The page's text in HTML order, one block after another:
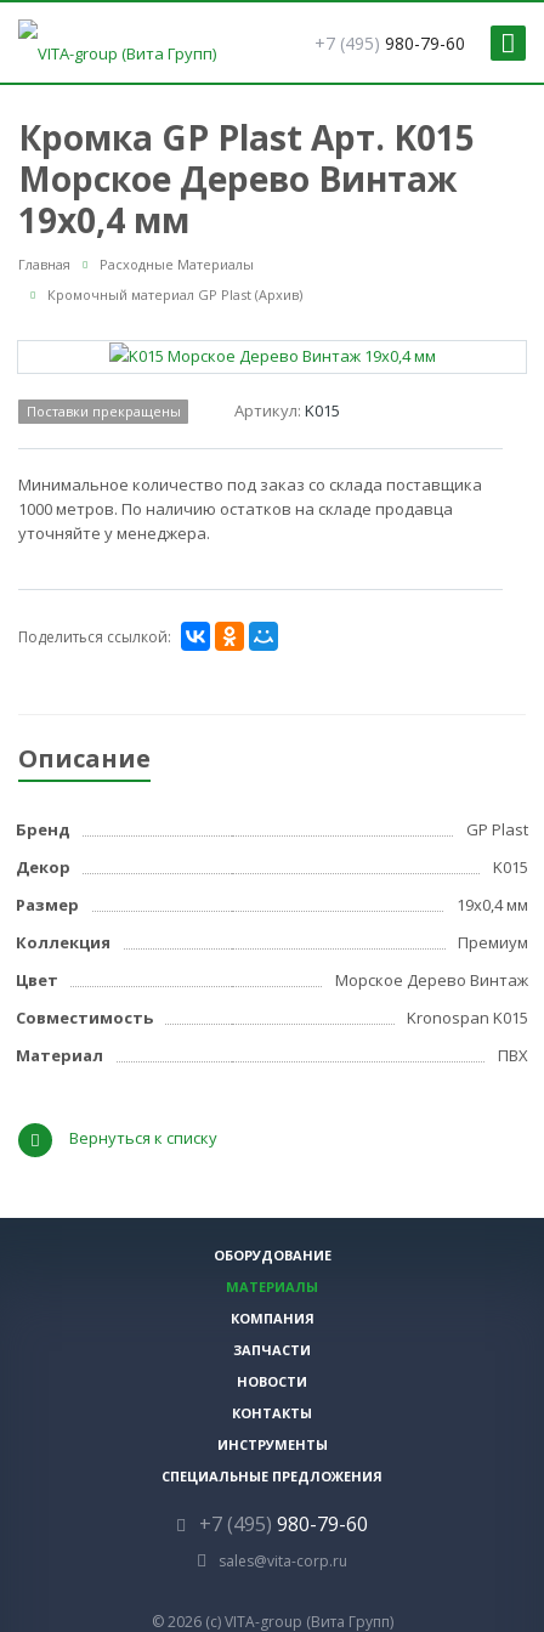
+7 (495) 980-79-60
Кромка GP Plast Арт. K015
Морское Дерево Винтаж
19x0,4 мм
Главная
Расходные Материалы
Кромочный материал GP Plast (Архив)
Поставки прекращены Артикул:K015
Минимальное количество под заказ со склада поставщика
1000 метров. По наличию остатков на складе продавца
уточняйте у менеджера.
Поделиться ссылкой:
Описание
Бренд
GP Plast
Декор
K015
Размер
19x0,4 мм
Коллекция
Премиум
Цвет
Морское Дерево Винтаж
Совместимость
Kronospan K015
Материал
ПВХ
Вернуться к списку
© 2026 (c) VITA-group (Вита Групп)
ОБОРУДОВАНИЕ
МАТЕРИАЛЫ
КОМПАНИЯ
ЗАПЧАСТИ
НОВОСТИ
КОНТАКТЫ
ИНСТРУМЕНТЫ
СПЕЦИАЛЬНЫЕ ПРЕДЛОЖЕНИЯ
+7 (495) 980-79-60
sales@vita-corp.ru